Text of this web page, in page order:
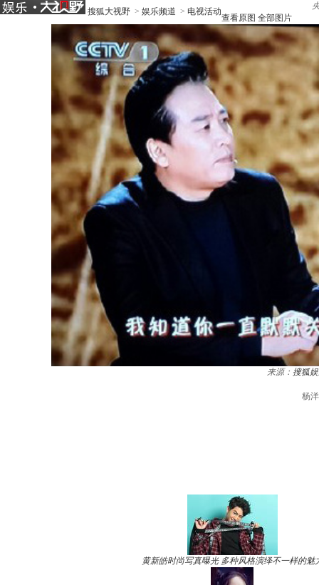
搜狐大视野 > 娱乐频道 > 电视活动
查看原图 全部图片
来源： 搜狐
杨
黄新皓时尚写真曝光 多种风格演绎不一样的魅